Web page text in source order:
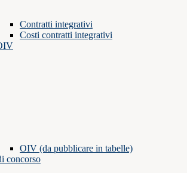
Contratti integrativi
Costi contratti integrativi
OIV (da pubblicare in tabelle)
concorso